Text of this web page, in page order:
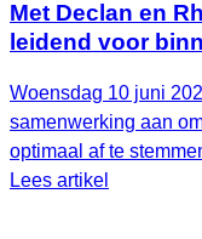
Met Declan en
leidend voor
Woensdag 10 juni
samenwerking aan
optimaal af te
Lees artikel